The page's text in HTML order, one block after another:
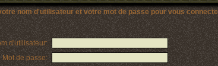
nom d'utilisateur et votre mot de passe pour vous
d'utilisateur:
Mot de passe: